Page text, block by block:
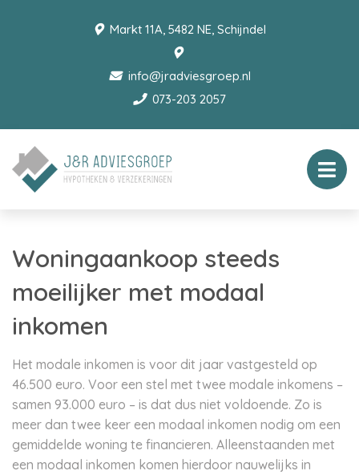
Markt 11A, 5482 NE, Schijndel
info@jradviesgroep.nl
073-203 2057
Woningaankoop steeds
moeilijker met modaal
inkomen
Het modale inkomen is voor dit jaar vastgesteld op
46.500 euro. Voor een stel met twee modale inkomens –
samen 93.000 euro – is dat dus niet voldoende. Zo is
meer dan twee keer een modaal inkomen nodig om een
gemiddelde woning te financieren. Alleenstaanden met
een modaal inkomen komen hierdoor nauwelijks in